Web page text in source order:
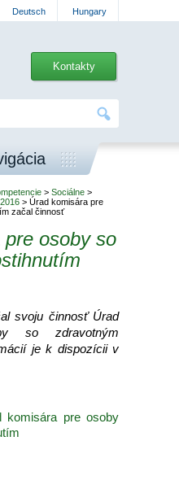
Deutsch Hungary
Kontakty
> Sociálne >
> Úrad komisára pre
začal činnosť
osoby so
svoju činnosť Úrad
so zdravotným
je k dispozícii v
komisára pre osoby